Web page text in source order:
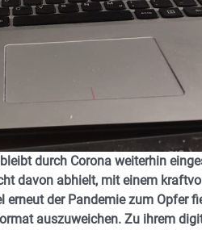
durch Corona weiterhin
davon abhielt, mit einem
der Pandemie zum Opfer
auszuweichen. Zu ihrem